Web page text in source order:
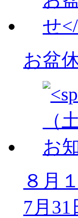
お盆
８月
7月31